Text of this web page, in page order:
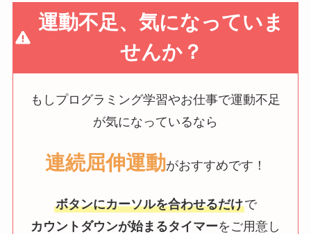
運動不足、気になっていま
せんか？
もしプログラミング学習やお仕事で運動不足
が気になっているなら
連続屈伸運動がおすすめです！
ボタンにカーソルを合わせるだけで
カウントダウンが始まるタイマーをご用意し